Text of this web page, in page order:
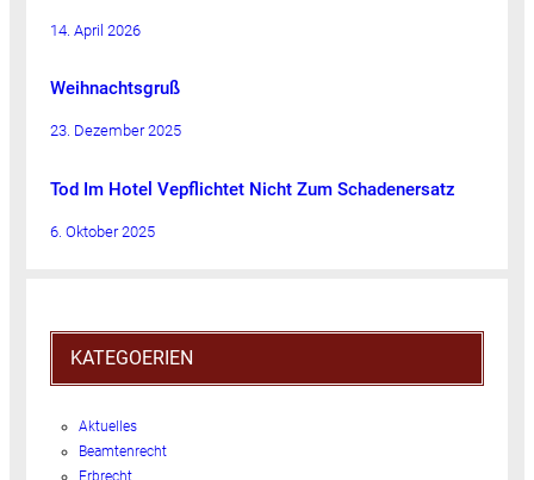
14. April 2026
Weihnachtsgruß
23. Dezember 2025
Tod Im Hotel Vepflichtet Nicht Zum Schadenersatz
6. Oktober 2025
KATEGOERIEN
Aktuelles
Beamtenrecht
Erbrecht